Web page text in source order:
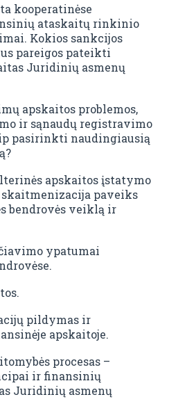
kooperatinėse
ataskaitų rinkinio
Kokios sankcijos
pareigos pateikti
Juridinių asmenų
apskaitos problemos,
ir sąnaudų registravimo
pasirinkti naudingiausią
apskaitos įstatymo
paveiks
bendrovės veiklą ir
ypatumai
pildymas ir
apskaitoje.
procesas –
ir finansinių
Juridinių asmenų